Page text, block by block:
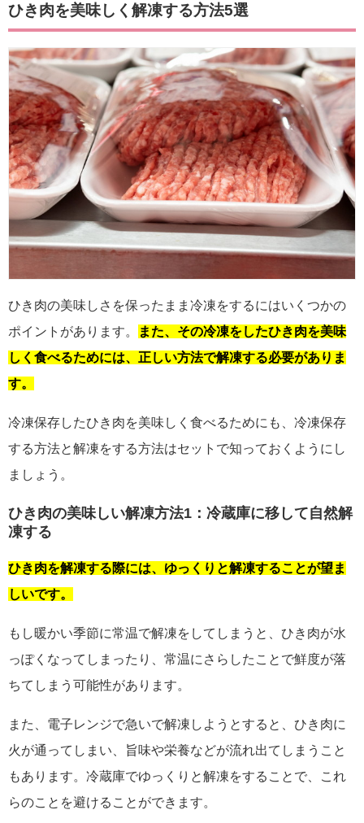
ひき肉を美味しく解凍する方法5選
ひき肉の美味しさを保ったまま冷凍をするにはいくつかの
ポイントがあります。
また、その冷凍をしたひき肉を美味
しく食べるためには、正しい方法で解凍する必要がありま
す。
冷凍保存したひき肉を美味しく食べるためにも、冷凍保存
する方法と解凍をする方法はセットで知っておくようにし
ましょう。
ひき肉の美味しい解凍方法1：冷蔵庫に移して自然解
凍する
ひき肉を解凍する際には、ゆっくりと解凍することが望ま
しいです。
もし暖かい季節に常温で解凍をしてしまうと、ひき肉が水
っぽくなってしまったり、常温にさらしたことで鮮度が落
ちてしまう可能性があります。
また、電子レンジで急いで解凍しようとすると、ひき肉に
火が通ってしまい、旨味や栄養などが流れ出てしまうこと
もあります。冷蔵庫でゆっくりと解凍をすることで、これ
らのことを避けることができます。